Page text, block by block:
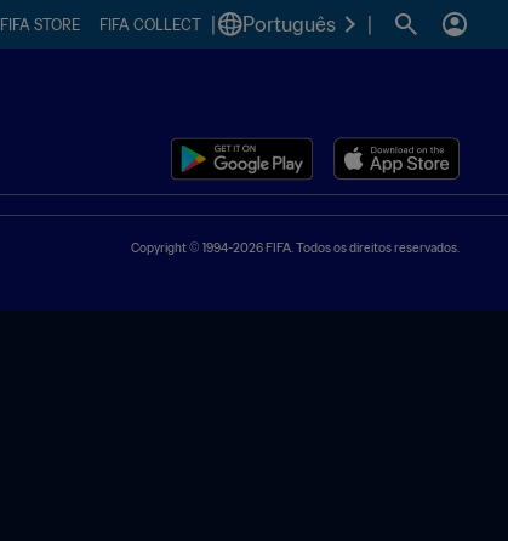
FIFA STORE FIFA COLLECT Português
Copyright © 1994-2026 FIFA. Todos os direitos reservados.